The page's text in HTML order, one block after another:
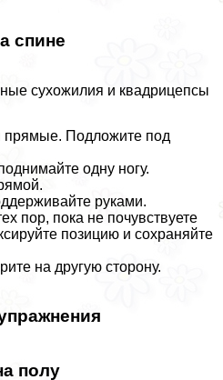
спине
сухожилия и квадрицепсы
прямые. Подложите под
одну ногу.
руками.
пор, пока не почувствуете
позицию и сохраняйте
на другую сторону.
полу